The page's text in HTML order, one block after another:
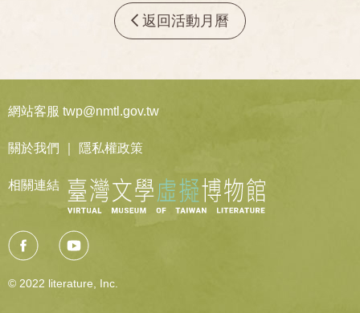
語老歌為起點，認識時代的故事，也認識台語入歌的美
悲喜曲、孤女的願望（花笠道中）、可憐的戀花再會吧
ス）、媽媽歌星（花街の母）等（隨機播放） 對台語及台
地點：永勝5號（屏東市永勝巷5號） 入場：免費入場
返回活動月曆
網站客服 twp@nmtl.gov.tw
關於我們 隱私權政策
相關連結
© 2022 literature, Inc.